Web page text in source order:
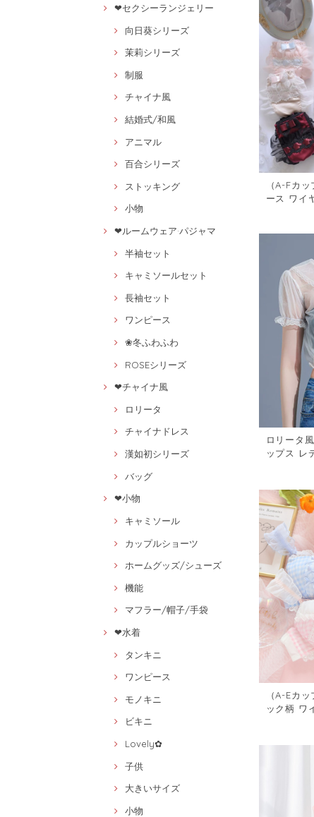
❤セクシーランジェリー
向日葵シリーズ
茉莉シリーズ
制服
チャイナ風
結婚式/和風
アニマル
百合シリーズ
ストッキング
小物
❤ルームウェア·パジャマ
半袖セット
キャミソールセット
長袖セット
ワンピース
❀冬ふわふわ
ROSEシリーズ
❤チャイナ風
ロリータ
チャイナドレス
漢如初シリーズ
バッグ
❤小物
キャミソール
カップルショーツ
ホームグッズ/シューズ
機能
マフラー/帽子/手袋
❤水着
タンキニ
ワンピース
モノキニ
ビキニ
Lovely✿
子供
大きいサイズ
小物
（A-Fカ
ース ワイ
ロリータ
ップス レ
（A-Eカ
ック柄 ワイヤー入り ブラ＆ショーツセ